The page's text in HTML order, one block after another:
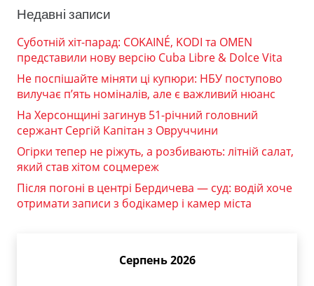
Недавні записи
Суботній хіт-парад: COKAINÉ, KODI та OMEN
представили нову версію Cuba Libre & Dolce Vita
Не поспішайте міняти ці купюри: НБУ поступово
вилучає п’ять номіналів, але є важливий нюанс
На Херсонщині загинув 51-річний головний
сержант Сергій Капітан з Овруччини
Огірки тепер не ріжуть, а розбивають: літній салат,
який став хітом соцмереж
Після погоні в центрі Бердичева — суд: водій хоче
отримати записи з бодікамер і камер міста
Серпень 2026